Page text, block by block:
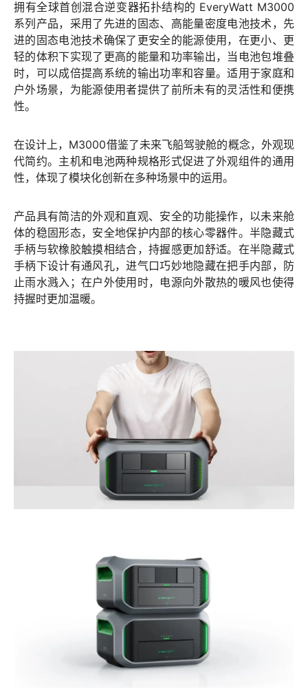
拥有全球首创混合逆变器拓扑结构的 EveryWatt M3000
系列产品，采用了先进的固态、高能量密度电池技术，先
进的固态电池技术确保了更安全的能源使用，在更小、更
轻的体积下实现了更高的能量和功率输出，当电池包堆叠
时，可以成倍提高系统的输出功率和容量。适用于家庭和
户外场景，为能源使用者提供了前所未有的灵活性和便携
性。
在设计上，M3000借鉴了未来飞船驾驶舱的概念，外观现
代简约。主机和电池两种规格形式促进了外观组件的通用
性，体现了模块化创新在多种场景中的运用。
产品具有简洁的外观和直观、安全的功能操作，以未来舱
体的稳固形态，安全地保护内部的核心零器件。半隐藏式
手柄与软橡胶触摸相结合，持握感更加舒适。在半隐藏式
手柄下设计有通风孔，进气口巧妙地隐藏在把手内部，防
止雨水溅入；在户外使用时，电源向外散热的暖风也使得
持握时更加温暖。